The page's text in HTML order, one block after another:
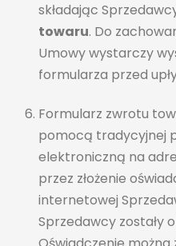
składając
towaru. Do
Umowy wystarczy
formularza przed
Formularz zwrotu
pomocą tradycyjnej
elektroniczną na
przez złożenie
internetowej
Sprzedawcy zostały